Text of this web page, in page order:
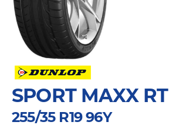
SPORT MAXX RT
255/35 R19 96Y